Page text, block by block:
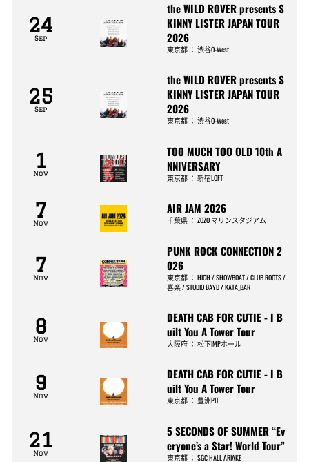
24
Sep
the WILD ROVER presents S
KINNY LISTER JAPAN TOUR
2026
東京都 ：渋谷O-West
25
Sep
the WILD ROVER presents S
KINNY LISTER JAPAN TOUR
2026
東京都 ：渋谷O-West
1
Nov
TOO MUCH TOO OLD 10th A
NNIVERSARY
東京都 ：新宿LOFT
7
Nov
AIR JAM 2026
千葉県 ：ZOZO マリンスタジアム
7
Nov
PUNK ROCK CONNECTION 2
026
東京都 ：HIGH / SHOWBOAT / CLUB ROOTS /
喜楽 / STUDIO BAYD / KATA_BAR
8
Nov
DEATH CAB FOR CUTIE - I B
uilt You A Tower Tour
大阪府 ：松下IMPホール
9
Nov
DEATH CAB FOR CUTIE - I B
uilt You A Tower Tour
東京都 ：豊洲PIT
21
Nov
5 SECONDS OF SUMMER “Ev
eryone’s a Star! World Tour”
東京都 ：SGC HALL ARIAKE